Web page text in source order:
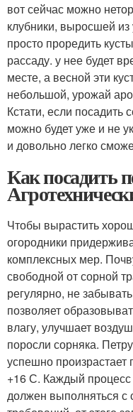
вот сейчас можно
клубники, выросшей
просто проредить
рассаду. у нее будет
месте, а весной эти
небольшой, урожай
Кстати, если посадить
можно будет уже и не
и довольно легко
Как посадить
Чтобы вырастить
огородники
комплексных мер.
свободной от сорной
регулярно, не
позволяет
влагу, улучшает
поросли сорняка.
успешно
+16 С. Каждый
должен выполняться с